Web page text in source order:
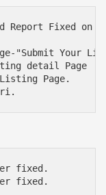
Report Fixed
"Submit Your
detail Page
Page.
fixed.